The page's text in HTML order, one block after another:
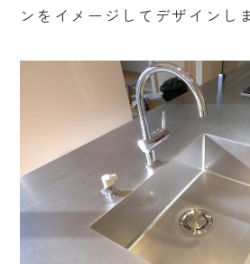
ンをイメージしてデザインし